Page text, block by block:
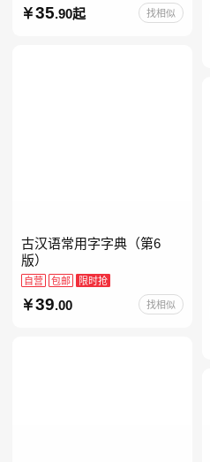
35.90起 找相似
古汉语常用字字典（第6
版）
自营 包邮 限时抢
39.00 找相似